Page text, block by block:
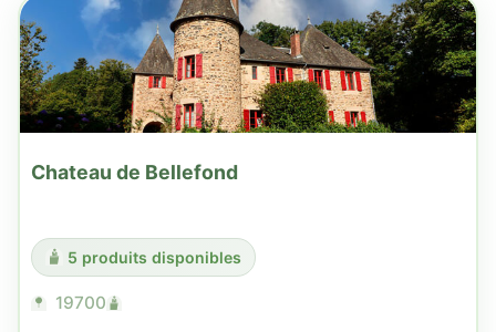
Chateau de Bellefond
5 produits disponibles
19700